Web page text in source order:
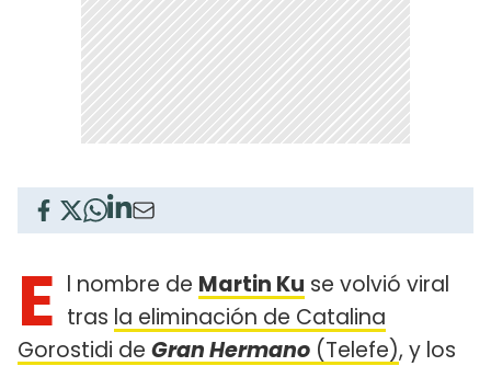
E l nombre de Martin Ku se volvió viral
tras la eliminación de Catalina
Gorostidi de Gran Hermano (Telefe), y los